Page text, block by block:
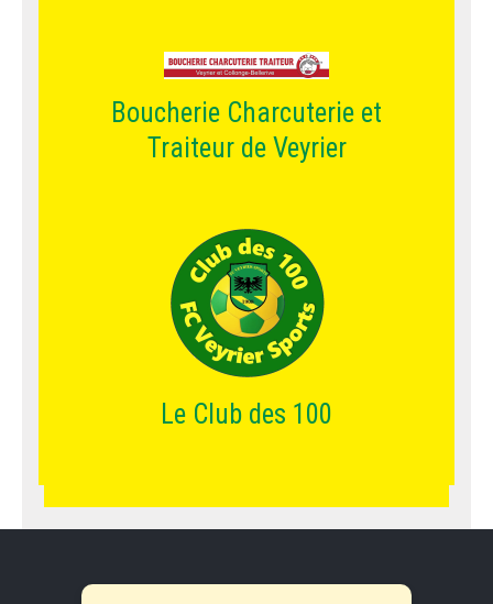
Boucherie Charcuterie et
Traiteur de Veyrier
Le Club des 100